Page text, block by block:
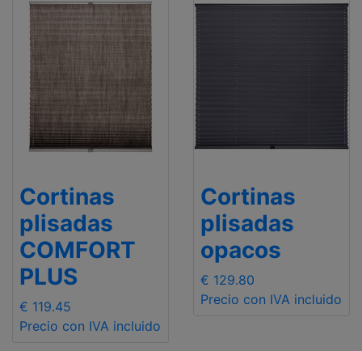
Cortinas
plisadas
COMFORT
PLUS
€ 119.45
Precio con IVA incluido
Cortinas
plisadas
opacos
€ 129.80
Precio con IVA incluido